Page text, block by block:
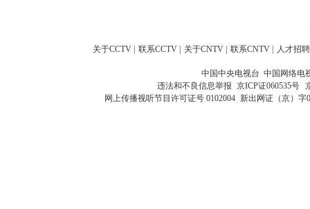
关于CCTV 联系CCTV 关于CNTV 联系CNTV 人才招聘
中国中央电视台 中国网络电
违法和不良信息举报 京ICP证060535号
网上传播视听节目许可证号 0102004 新出网证（京）